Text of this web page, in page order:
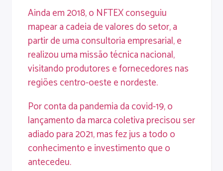
Ainda em 2018, o NFTEX conseguiu
mapear a cadeia de valores do setor, a
partir de uma consultoria empresarial, e
realizou uma missão técnica nacional,
visitando produtores e fornecedores nas
regiões centro-oeste e nordeste.
Por conta da pandemia da covid-19, o
lançamento da marca coletiva precisou ser
adiado para 2021, mas fez jus a todo o
conhecimento e investimento que o
antecedeu.